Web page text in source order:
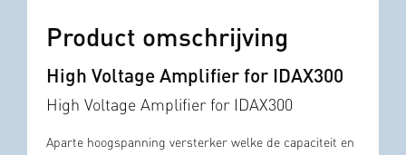
Product omschrijving
High Voltage Amplifier for IDAX300
High Voltage Amplifier for IDAX300
Aparte hoogspanning versterker welke de capaciteit en